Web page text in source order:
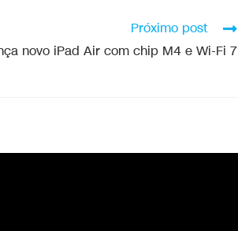
Próximo post
novo iPad Air com chip M4 e Wi-Fi 7